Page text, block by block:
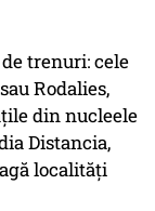
trenuri: cele
Rodalies,
din nucleele
Distancia,
localităţi